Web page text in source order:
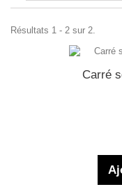
Résultats 1 - 2 sur 2.
Carré